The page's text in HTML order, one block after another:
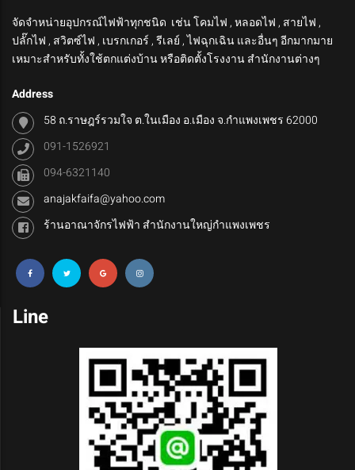
จัดจำหน่ายอุปกรณ์ไฟฟ้าทุกชนิด เช่น โคมไฟ , หลอดไฟ , สายไฟ ,
ปลั๊กไฟ , สวิตซ์ไฟ , เบรกเกอร์ , รีเลย์ , ไฟฉุกเฉิน และอื่นๆ อีกมากมาย
เหมาะสำหรับทั้งใช้ตกแต่งบ้าน หรือติดตั้งโรงงาน สำนักงานต่างๆ
Address
58 ถ.ราษฎร์รวมใจ ต.ในเมือง อ.เมือง จ.กำแพงเพชร 62000
091-1526921
094-6321140
anajakfaifa@yahoo.com
ร้านอาณาจักรไฟฟ้า สำนักงานใหญ่กำแพงเพชร
Line